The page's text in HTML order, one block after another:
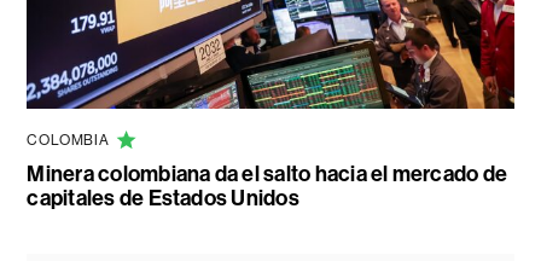
COLOMBIA
Minera colombiana da el salto hacia el mercado de
capitales de Estados Unidos